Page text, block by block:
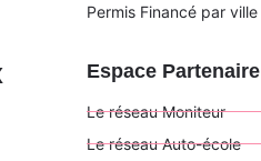
Permis Financé par ville
Espace Partenaire
Le réseau Moniteur
Le réseau Auto-école